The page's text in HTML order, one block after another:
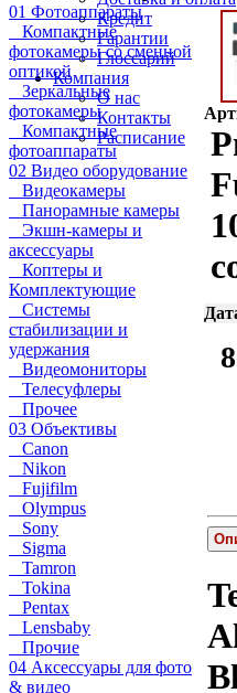
Кредит
Гарантии
Глоссарий
Компания
О нас
Контакты
Расписание
01 Фотоаппараты
Компактные
фотокамеры со сменной
оптикой
Зеркальные
фотокамеры
Компактные
фотоаппараты
02 Видео оборудование
Видеокамеры
Панорамные камеры
Экшн-камеры и
аксессуары
Коптеры и
Комплектующие
Системы
стабилизации и
удержания
Видеомониторы
Телесуфлеры
Прочее
03 Объективы
Canon
Nikon
Fujifilm
Olympus
Sony
Sigma
Tamron
Tokina
Pentax
Lensbaby
Прочие
04 Аксессуары для фото
& видео